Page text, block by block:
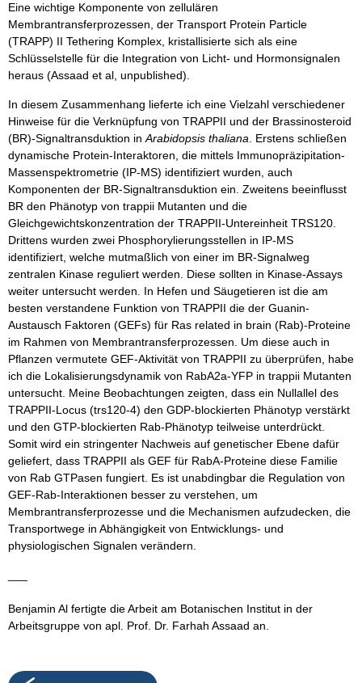
Eine wichtige Komponente von zellulären
Membrantransferprozessen, der Transport Protein Particle
(TRAPP) II Tethering Komplex, kristallisierte sich als eine
Schlüsselstelle für die Integration von Licht- und Hormonsignalen
heraus (Assaad et al, unpublished).
In diesem Zusammenhang lieferte ich eine Vielzahl verschiedener
Hinweise für die Verknüpfung von TRAPPII und der Brassinosteroid
(BR)-Signaltransduktion in Arabidopsis thaliana . Erstens schließen
dynamische Protein-Interaktoren, die mittels Immunopräzipitation-
Massenspektrometrie (IP-MS) identifiziert wurden, auch
Komponenten der BR-Signaltransduktion ein. Zweitens beeinflusst
BR den Phänotyp von trappii Mutanten und die
Gleichgewichtskonzentration der TRAPPII-Untereinheit TRS120.
Drittens wurden zwei Phosphorylierungsstellen in IP-MS
identifiziert, welche mutmaßlich von einer im BR-Signalweg
zentralen Kinase reguliert werden. Diese sollten in Kinase-Assays
weiter untersucht werden. In Hefen und Säugetieren ist die am
besten verstandene Funktion von TRAPPII die der Guanin-
Austausch Faktoren (GEFs) für Ras related in brain (Rab)-Proteine
im Rahmen von Membrantransferprozessen. Um diese auch in
Pflanzen vermutete GEF-Aktivität von TRAPPII zu überprüfen, habe
ich die Lokalisierungsdynamik von RabA2a-YFP in trappii Mutanten
untersucht. Meine Beobachtungen zeigten, dass ein Nullallel des
TRAPPII-Locus (trs120-4) den GDP-blockierten Phänotyp verstärkt
und den GTP-blockierten Rab-Phänotyp teilweise unterdrückt.
Somit wird ein stringenter Nachweis auf genetischer Ebene dafür
geliefert, dass TRAPPII als GEF für RabA-Proteine diese Familie
von Rab GTPasen fungiert. Es ist unabdingbar die Regulation von
GEF-Rab-Interaktionen besser zu verstehen, um
Membrantransferprozesse und die Mechanismen aufzudecken, die
Transportwege in Abhängigkeit von Entwicklungs- und
physiologischen Signalen verändern.
Benjamin Al fertigte die Arbeit am Botanischen Institut in der
Arbeitsgruppe von apl. Prof. Dr. Farhah Assaad an.